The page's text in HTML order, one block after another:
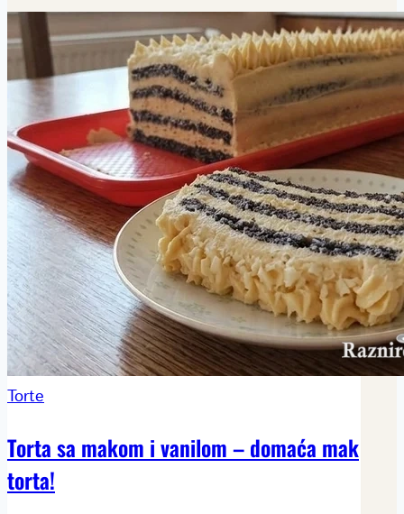
Torte
Torta sa makom i vanilom – domaća mak
torta!